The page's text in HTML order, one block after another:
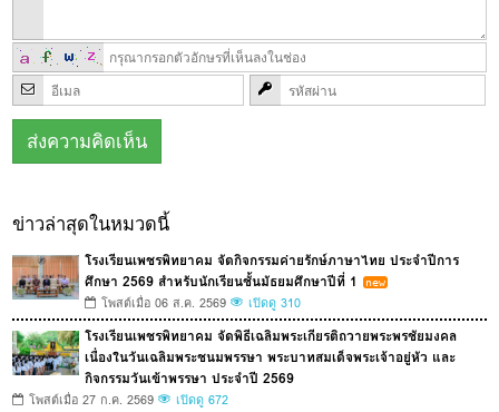
ข่าวล่าสุดในหมวดนี้
โรงเรียนเพชรพิทยาคม จัดกิจกรรมค่ายรักษ์ภาษาไทย ประจำปีการ
ศึกษา 2569 สำหรับนักเรียนชั้นมัธยมศึกษาปีที่ 1
โพสต์เมื่อ 06 ส.ค. 2569 เปิดดู 310
โรงเรียนเพชรพิทยาคม จัดพิธีเฉลิมพระเกียรติถวายพระพรชัยมงคล
เนื่องในวันเฉลิมพระชนมพรรษา พระบาทสมเด็จพระเจ้าอยู่หัว และ
กิจกรรมวันเข้าพรรษา ประจำปี 2569
โพสต์เมื่อ 27 ก.ค. 2569 เปิดดู 672